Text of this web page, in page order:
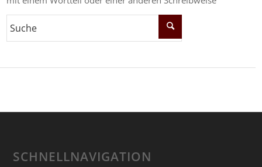
SCHNELLNAVIGATION